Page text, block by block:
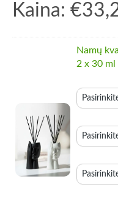
Kaina: €
Namų
2 x 30